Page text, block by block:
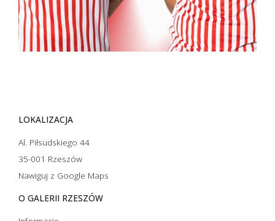
LOKALIZACJA
Al. Piłsudskiego 44
35-001 Rzeszów
Nawiguj z Google Maps
O GALERII RZESZÓW